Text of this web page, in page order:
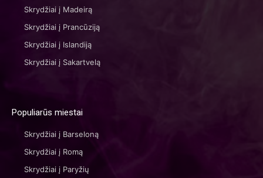
Skrydžiai į Madeirą
Skrydžiai į Prancūziją
Skrydžiai į Islandiją
Skrydžiai į Sakartvelą
Populiarūs miestai
Skrydžiai į Barseloną
Skrydžiai į Romą
Skrydžiai į Paryžių